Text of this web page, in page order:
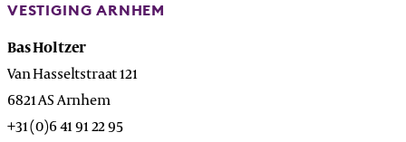
VESTIGING ARNHEM
Bas Holtzer
Van Hasseltstraat 121
6821 AS Arnhem
+31 (0)6 41 91 22 95